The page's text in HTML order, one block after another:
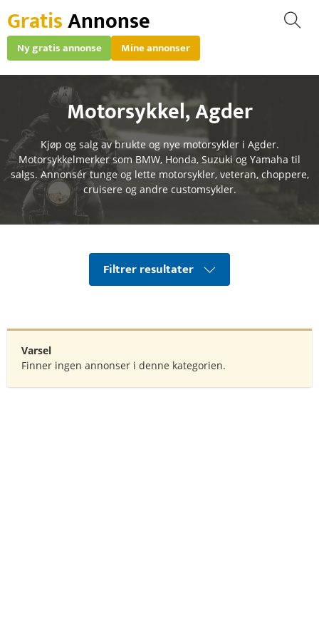
GratisAnnonse
Ny gratis annonse Mine annonser
Motorsykkel,Agder
Kjøp og salg av brukte og nye motorsykler i Agder.
Motorsykkelmerker som BMW, Honda, Suzuki og Yamaha til
salgs. Annonsér tunge og lette motorsykler, veteran, choppere,
cruisere og andre customsykler.
Filtrer resultater
Varsel
Finner ingen annonser i denne kategorien.